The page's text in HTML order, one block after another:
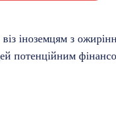
іноземцям з
потенційним